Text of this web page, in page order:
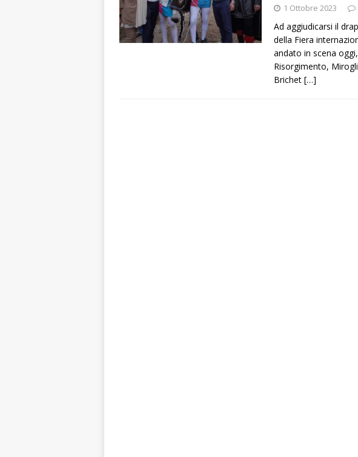
NOTIZIE
[ 8 Agosto 2026 ]
Alba: lunedì 10 agosto
Gorzegno: 24 giovani
1 Ottobre 2023
Ad aggiudicarsi il
della Fiera
andato in scena
Risorgimento,
Brichet […]